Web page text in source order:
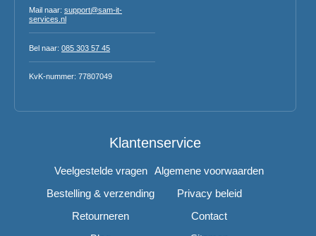
Mail naar: support@sam-it-
services.nl
Bel naar: 085 303 57 45
KvK-nummer: 77807049
Klantenservice
Veelgestelde vragen
Bestelling & verzending
Retourneren
Algemene voorwaarden
Privacy beleid
Contact